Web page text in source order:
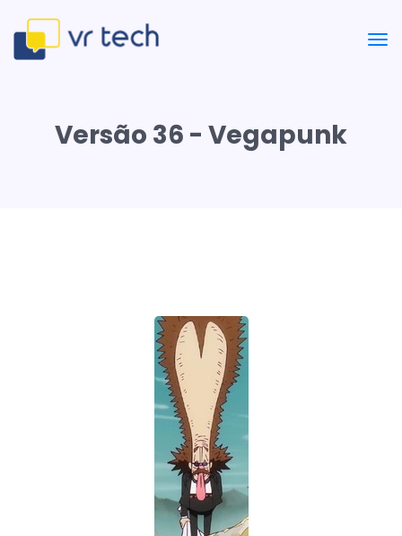
Versão 36 - Vegapunk